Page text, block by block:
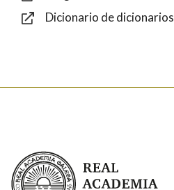
Dicionario de dicionarios
Real Academia Galega